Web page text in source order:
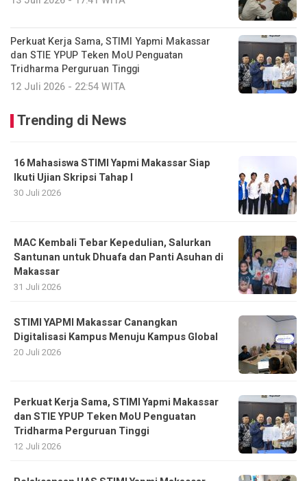
Perkuat Kerja Sama, STIMI Yapmi Makassar
dan STIE YPUP Teken MoU Penguatan
Tridharma Perguruan Tinggi
12 Juli 2026 - 22:54 WITA
Trending di News
16 Mahasiswa STIMI Yapmi Makassar Siap
Ikuti Ujian Skripsi Tahap I
30 Juli 2026
MAC Kembali Tebar Kepedulian, Salurkan
Santunan untuk Dhuafa dan Panti Asuhan di
Makassar
31 Juli 2026
STIMI YAPMI Makassar Canangkan
Digitalisasi Kampus Menuju Kampus Global
20 Juli 2026
Perkuat Kerja Sama, STIMI Yapmi Makassar
dan STIE YPUP Teken MoU Penguatan
Tridharma Perguruan Tinggi
12 Juli 2026